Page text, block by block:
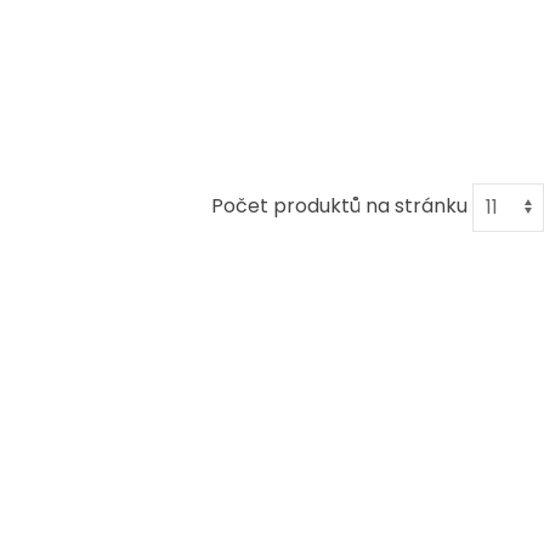
Počet produktů na stránku